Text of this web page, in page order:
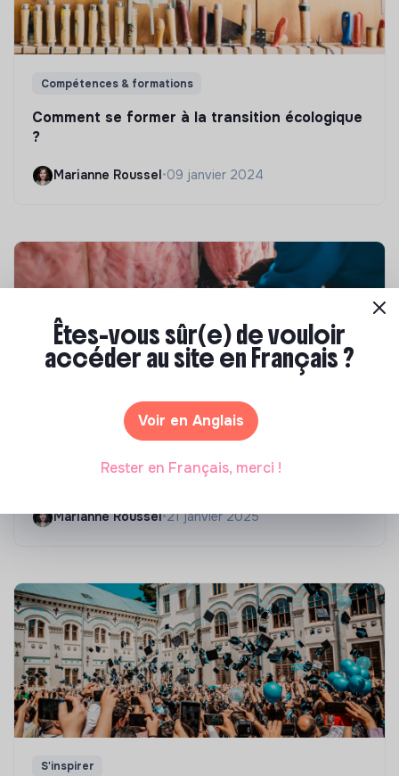
Compétences & formations
Comment se former à la transition écologique
?
Marianne Roussel •09 janvier 2024
Compétences & formations
Top 8 des formations en rénovation
énergétique des bâtiments
Marianne Roussel•21 janvier 2025
S'inspirer
Êtes-vous sûr(e) de vouloir
accéder au site en Français ?
Voir en Anglais
Rester en Français, merci !